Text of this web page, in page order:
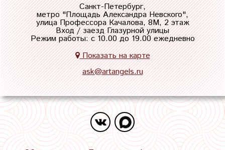
Санкт-Петербург,
метро "Площадь Александра Невского",
улица Профессора Качалова, 8М, 2 этаж
Вход / заезд Глазурной улицы
Режим работы: с 10.00 до 19.00 ежедневно
Показать на карте
ask@artangels.ru